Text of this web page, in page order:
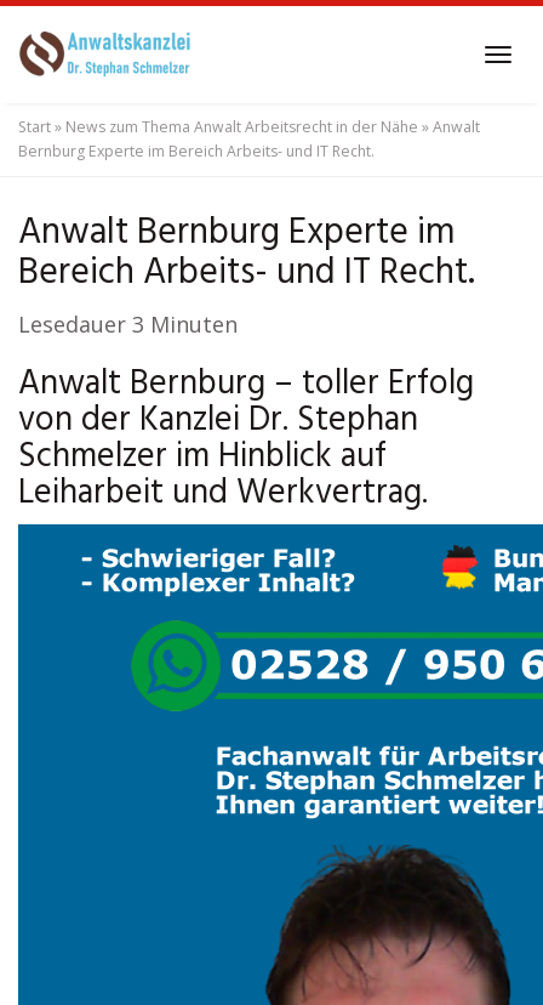
to
content
Start» News zum Thema Anwalt Arbeitsrecht in der Nähe »Anwalt
Bernburg Experte im Bereich Arbeits- und IT Recht.
Anwalt Bernburg Experte im
Bereich Arbeits- und IT Recht.
Lesedauer 3 Minuten
Anwalt Bernburg – toller Erfolg
von der Kanzlei Dr. Stephan
Schmelzer im Hinblick auf
Leiharbeit und Werkvertrag.